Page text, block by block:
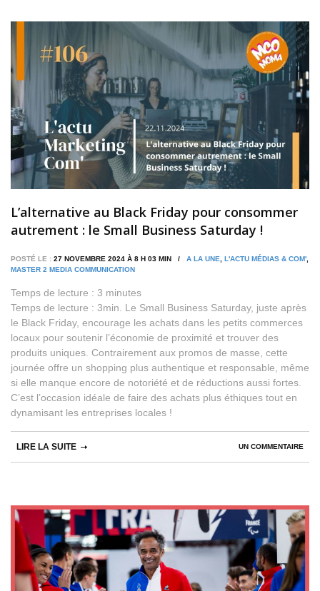
L’alternative au Black Friday pour consommer
autrement : le Small Business Saturday !
POSTÉ LE : 27 NOVEMBRE 2024 À 8 H 03 MIN / A LA UNE, L'ACTU MÉDIAS & COM',
MASTER 2 MEDIA COMMUNICATION
Temps de lecture : 3 minutes
Temps de lecture : 3min. Le Small Business Saturday, juste après
le Black Friday, encourage les achats dans les petits commerces
locaux pour soutenir l’économie de proximité et trouver des
produits uniques. Contrairement aux promos de masse, cette
journée offre un shopping plus authentique et responsable, même
si elle manque encore de notoriété et de réductions aussi fortes.
C’est l’occasion idéale de faire des achats plus éthiques tout en
dynamisant les entreprises locales !
UN COMMENTAIRE
LIRE LA SUITE